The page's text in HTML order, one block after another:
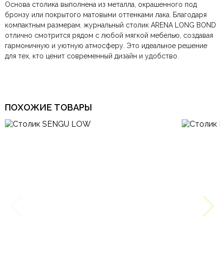
Основа столика выполнена из металла, окрашенного под
бронзу или покрытого матовыми оттенками лака. Благодаря
компактным размерам, журнальный столик ARENA LONG BOND
отлично смотрится рядом с любой мягкой мебелью, создавая
гармоничную и уютную атмосферу. Это идеальное решение
для тех, кто ценит современный дизайн и удобство.
Тип дизайна
Современный,
Итальянский, Модерн
Тип продажи В наличии
По Москве и Санкт-Петербургу:быстрая
Яндекс.Доставка— доставка в день заказа.
Безналичная оплата по счёту— для юридических и
физических лиц.
Онлайн оплата картой— быстрая и безопасная через
сайт.
Ваша общая оценка
Заголовок вашего отзыва
Ваше имя
ПОХОЖИЕ ТОВАРЫ